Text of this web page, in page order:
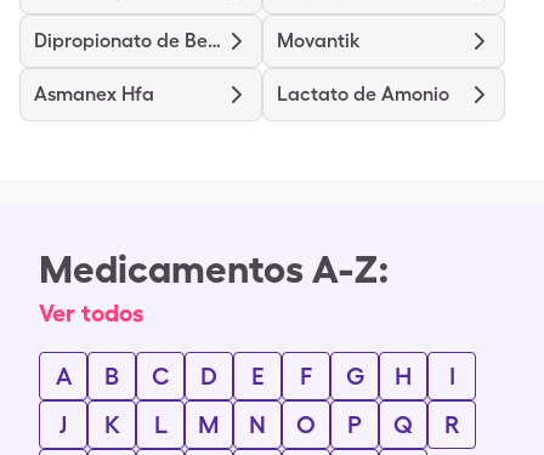
Dipropionato de Betametasona Movantik
Asmanex Hfa Lactato de Amonio
Medicamentos A-Z:
Ver todos
A B C D E F G H
I
J
K L M N O P Q
R